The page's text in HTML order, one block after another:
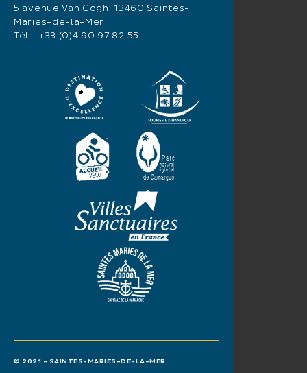
5 avenue Van Gogh, 13460 Saintes-
Maries-de-la-Mer
Tél. : +33 (0)4 90 97 82 55
© 2021 - SAINTES-MARIES-DE-LA-MER